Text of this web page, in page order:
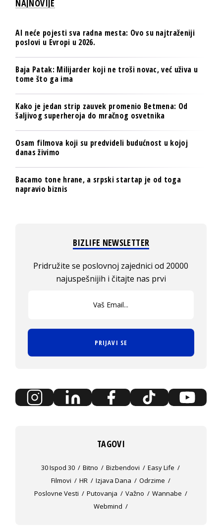
NAJNOVIJE
AI neće pojesti sva radna mesta: Ovo su najtraženiji
poslovi u Evropi u 2026.
Baja Patak: Milijarder koji ne troši novac, već uživa u
tome što ga ima
Kako je jedan strip zauvek promenio Betmena: Od
šaljivog superheroja do mračnog osvetnika
Osam filmova koji su predvideli budućnost u kojoj
danas živimo
Bacamo tone hrane, a srpski startap je od toga
napravio biznis
BIZLIFE NEWSLETTER
Pridružite se poslovnoj zajednici od 20000
najuspešnijih i čitajte nas prvi
PRIJAVI SE
TAGOVI
30 Ispod 30 Bitno Bizbendovi
Easy Life
Filmovi
HR Izjava Dana
Odrzime
Poslovne Vesti
Putovanja Važno
Wannabe
Webmind